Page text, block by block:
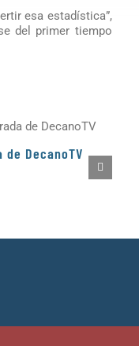
esa estadística”,
del primer tiempo
de DecanoTV